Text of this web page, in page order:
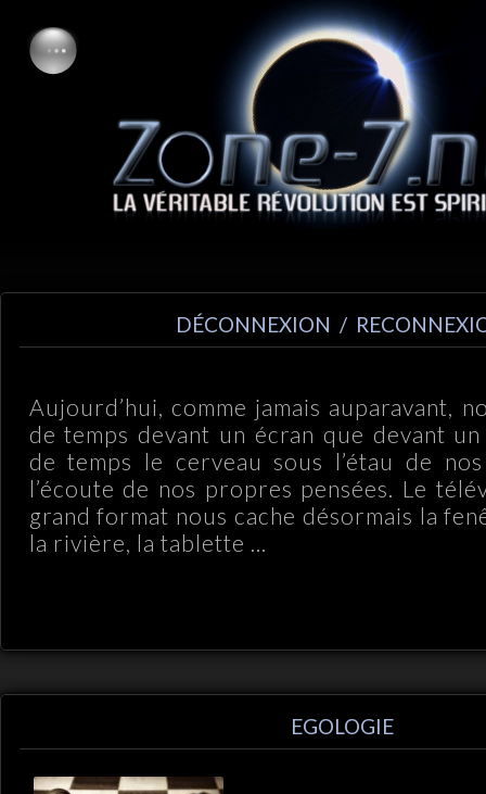
DÉCONNEXION /
Aujourd’hui, comme jamais auparavant,
de temps devant un écran que devant
de temps le cerveau sous l’étau de
l’écoute de nos propres pensées. Le
grand format nous cache désormais la
la rivière, la tablette ...
EGOLOGIE